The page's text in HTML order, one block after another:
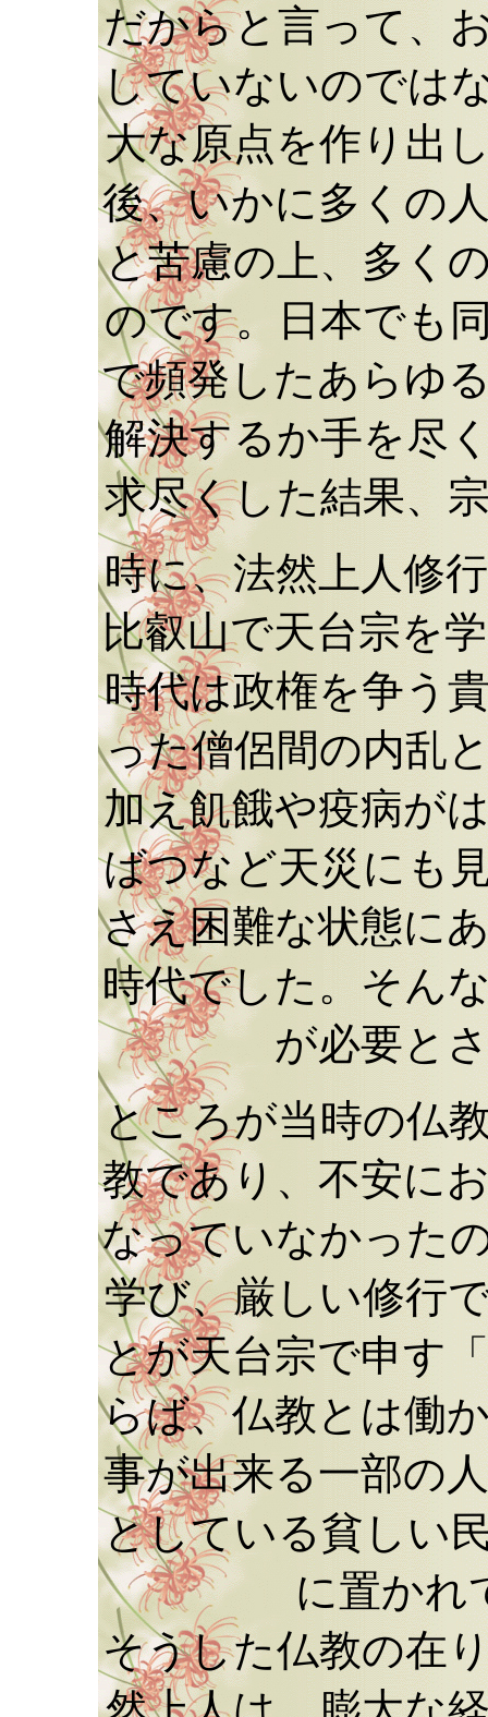
だからと言って、
していないのでは
大な原点を作り出
後、いかに多くの
と苦慮の上、多く
のです。日本でも
で頻発したあらゆ
解決するか手を尽
求尽くした結果、
時に、法然上人修
比叡山で天台宗を
時代は政権を争う
った僧侶間の内乱
加え飢餓や疫病が
ばつなど天災にも
さえ困難な状態に
時代でした。そん
が必要と
ところが当時の仏
教であり、不安に
なっていなかった
学び、厳しい修行
とが天台宗で申す
らば、仏教とは働
事が出来る一部の
としている貧しい
に置かれ
そうした仏教の在